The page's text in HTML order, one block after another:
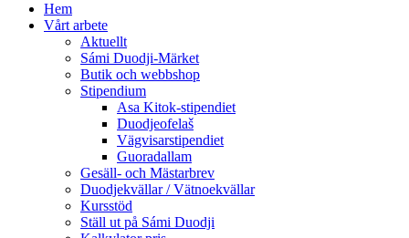
Hem
Vårt arbete
Aktuellt
Sámi Duodji-Märket
Butik och webbshop
Stipendium
Asa Kitok-stipendiet
Duodjeofelaš
Vägvisarstipendiet
Guoradallam
Gesäll- och Mästarbrev
Duodjekvällar / Vätnoekvällar
Kursstöd
Ställ ut på Sámi Duodji